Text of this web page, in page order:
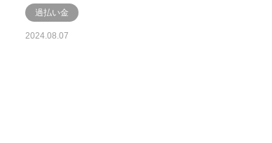
過払い金
2024.08.07